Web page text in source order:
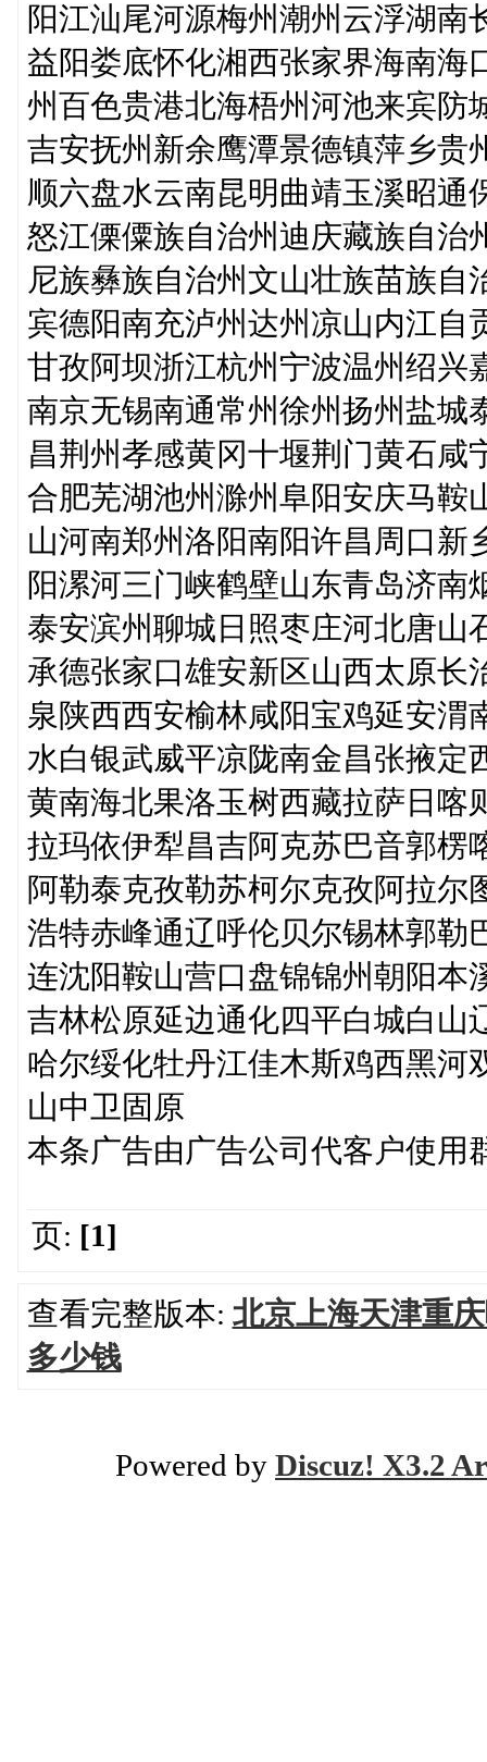
阳江汕尾河源梅州潮州云浮湖
益阳娄底怀化湘西张家界海南海
州百色贵港北海梧州河池来宾防
吉安抚州新余鹰潭景德镇萍乡贵
顺六盘水云南昆明曲靖玉溪昭通
怒江傈僳族自治州迪庆藏族自治
尼族彝族自治州文山壮族苗族
宾德阳南充泸州达州凉山内江自
甘孜阿坝浙江杭州宁波温州绍兴
南京无锡南通常州徐州扬州盐城
昌荆州孝感黄冈十堰荆门黄石咸
合肥芜湖池州滁州阜阳安庆马鞍
山河南郑州洛阳南阳许昌周口新
阳漯河三门峡鹤壁山东青岛济
泰安滨州聊城日照枣庄河北唐山
承德张家口雄安新区山西太原长
泉陕西西安榆林咸阳宝鸡延安渭
水白银武威平凉陇南金昌张掖定
黄南海北果洛玉树西藏拉萨日喀
拉玛依伊犁昌吉阿克苏巴音郭楞
阿勒泰克孜勒苏柯尔克孜阿拉尔
浩特赤峰通辽呼伦贝尔锡林郭勒
连沈阳鞍山营口盘锦锦州朝阳本
吉林松原延边通化四平白城白山
哈尔绥化牡丹江佳木斯鸡西黑河
山中卫固原
本条广告由广告公司代客户使用
页: [1]
查看完整版本: 北京上海天津重
多少钱
Powered by Discuz! X3.2